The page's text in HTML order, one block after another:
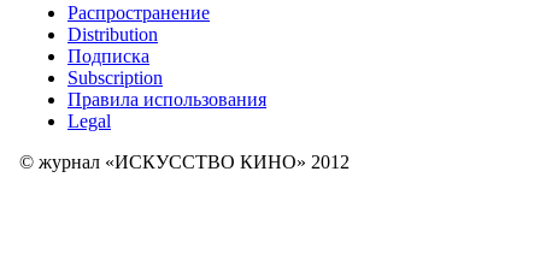
Распространение
Distribution
Подписка
Subscription
Правила использования
Legal
© журнал «ИСКУССТВО КИНО» 2012